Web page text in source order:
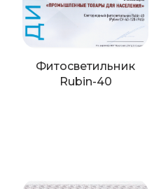
Фитосветильник
Rubin-40